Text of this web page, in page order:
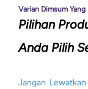
Varian Dimsum
Pilihan
Anda Pilih
Jangan